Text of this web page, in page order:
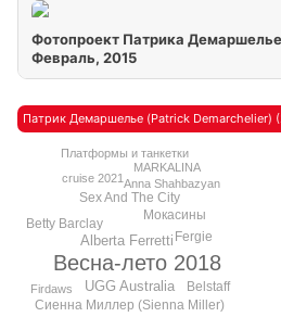
Фотопроект Патрика Демаршелье
Февраль, 2015
Патрик Демаршелье (Patrick Demarchelier)
Весна-лето 2018
Alberta Ferretti
UGG Australia
Сиенна Миллер (Sienna Miller)
Мокасины
Sex And The City
Belstaff
Betty Barclay
Fergie
cruise 2021
MARKALINA
Платформы и танкетки
Firdaws
Anna Shahbazyan